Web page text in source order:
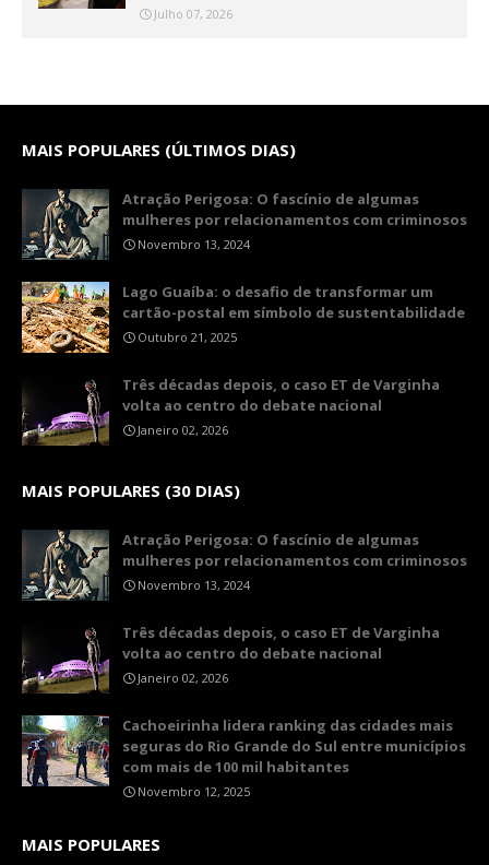
Julho 07, 2026
MAIS POPULARES (ÚLTIMOS DIAS)
Atração Perigosa: O fascínio de algumas
mulheres por relacionamentos com criminosos
Novembro 13, 2024
Lago Guaíba: o desafio de transformar um
cartão-postal em símbolo de sustentabilidade
Outubro 21, 2025
Três décadas depois, o caso ET de Varginha
volta ao centro do debate nacional
Janeiro 02, 2026
MAIS POPULARES (30 DIAS)
Atração Perigosa: O fascínio de algumas
mulheres por relacionamentos com criminosos
Novembro 13, 2024
Três décadas depois, o caso ET de Varginha
volta ao centro do debate nacional
Janeiro 02, 2026
Cachoeirinha lidera ranking das cidades mais
seguras do Rio Grande do Sul entre municípios
com mais de 100 mil habitantes
Novembro 12, 2025
MAIS POPULARES